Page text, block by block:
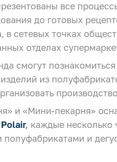
все
до готовых
в сетевых точках
отделах
смогут
из
и «Мини-пекарня»
Polair, каждые несколько
и
всей